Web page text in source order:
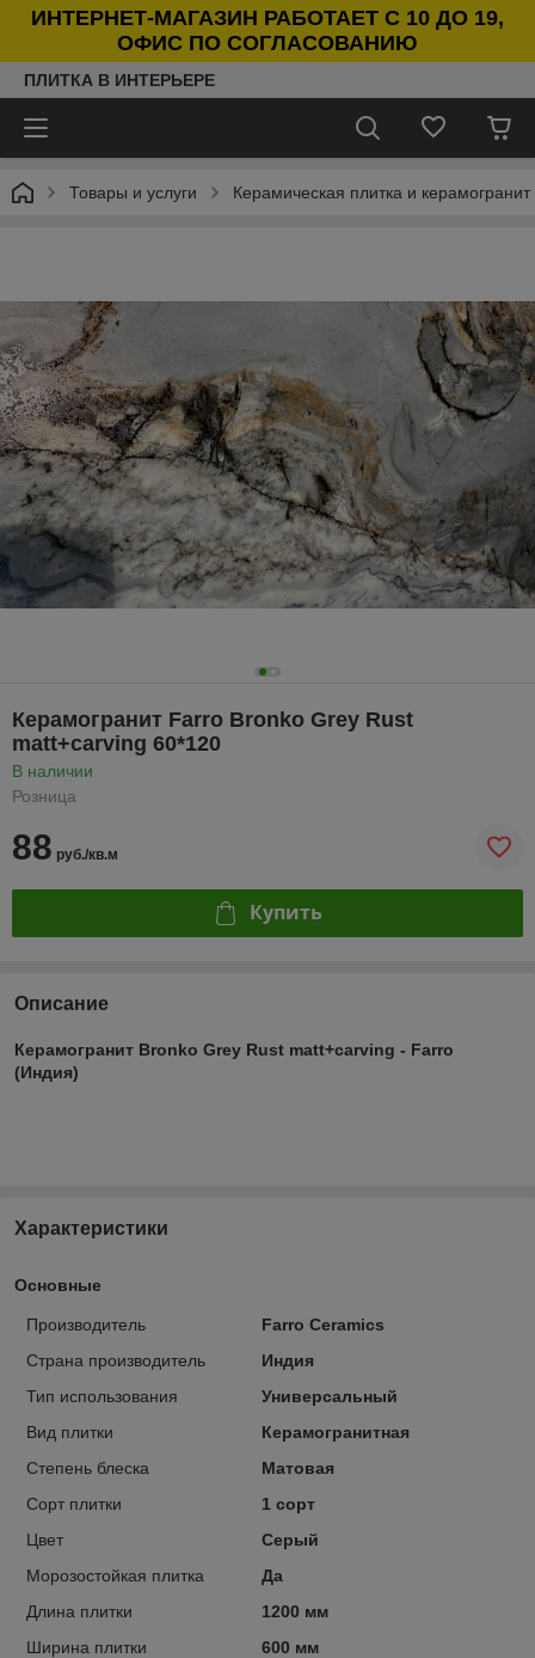
ИНТЕРНЕТ-МАГАЗИН РАБОТАЕТ С 10 ДО 19,
ОФИС ПО СОГЛАСОВАНИЮ
ПЛИТКА В ИНТЕРЬЕРЕ
Товары и услуги Керамическая плитка и
Керамогранит Farro Bronko Grey Rust
matt+carving 60*120
В наличии
Розница
88 руб./кв.м
Купить
Описание
Керамогранит Bronko Grey Rust matt+carving - Farro
(Индия)
Характеристики
Основные
Производитель
Farro Ceramics
Страна производитель
Индия
Тип использования
Универсальный
Вид плитки
Керамогранитная
Степень блеска
Матовая
Сорт плитки
1 сорт
Цвет
Серый
Морозостойкая плитка
Да
Длина плитки
1200 мм
Ширина плитки
600 мм